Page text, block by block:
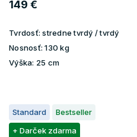
149 €
Tvrdosť: stredne tvrdý / tvrdý
Nosnosť: 130 kg
Výška: 25 cm
Standard
Bestseller
+ Darček zdarma